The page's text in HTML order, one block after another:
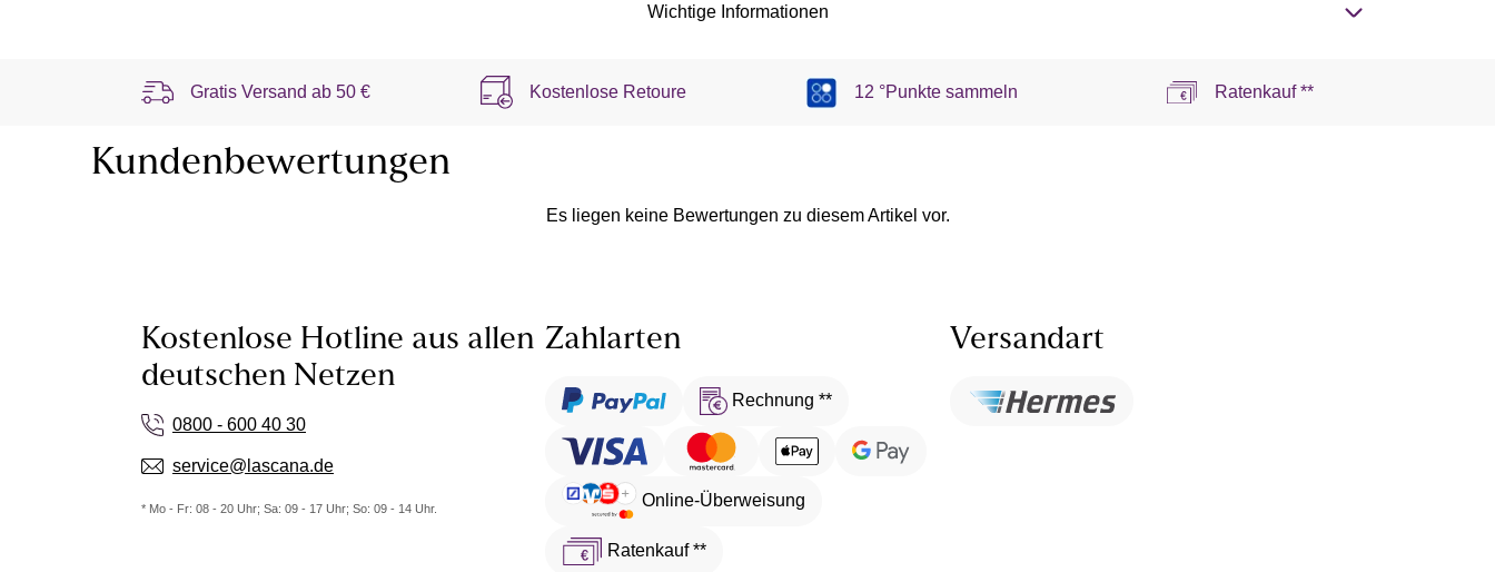
Wichtige Informationen
Gratis Versand ab 50 € Kostenlose Retoure 12 °Punkte sammeln Ratenkauf **
Kundenbewertungen
Es liegen keine Bewertungen zu diesem Artikel vor.
Kostenlose Hotline aus allen
deutschen Netzen
0800 - 600 40 30
service@lascana.de
* Mo - Fr: 08 - 20 Uhr; Sa: 09 - 17 Uhr; So: 09 - 14 Uhr.
Zahlarten
Rechnung **
Online-Überweisung
Ratenkauf **
Versandart